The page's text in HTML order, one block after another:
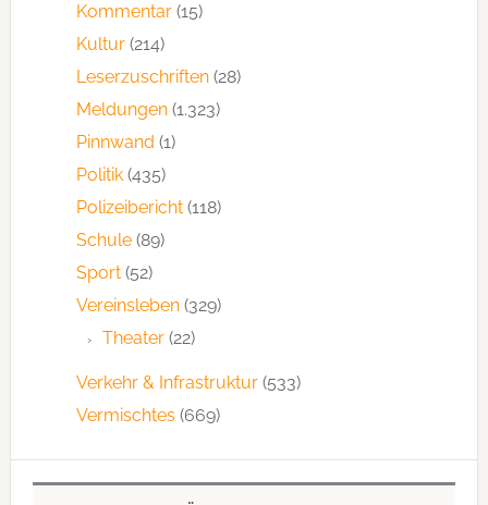
Kommentar(15)
Kultur(214)
Leserzuschriften(28)
Meldungen(1.323)
Pinnwand (1)
Politik(435)
Polizeibericht(118)
Schule(89)
Sport(52)
Vereinsleben(329)
Theater(22)
Verkehr & Infrastruktur(533)
Vermischtes (669)